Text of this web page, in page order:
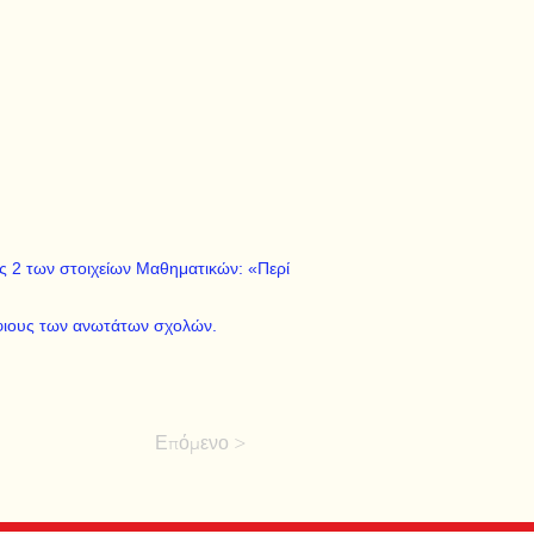
2 των στοιχείων Μαθηματικών: «Περί
των ανωτάτων σχολών.
Επόμενο >